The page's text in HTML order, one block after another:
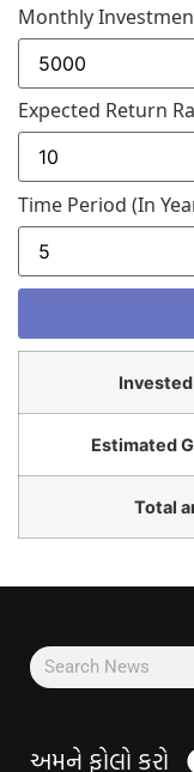
Monthly
Expected Return
Time Period (in
Estimated
Total
અમને ફોલો કરો